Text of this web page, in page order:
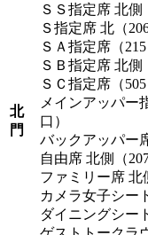
北
門
ＳＳ指定席 北側
Ｓ指定席 北（
ＳＡ指定席（
ＳＢ指定席 北側
ＳＣ指定席（
メインアッパー
口）
バックアッパー
自由席 北側（
ファミリー席 北
カメラ女子シー
ダイニングシー